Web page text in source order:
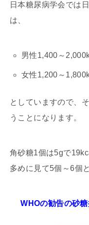
日本糖尿病学会では
は、
男性1,400～
女性1,200～
としていますので、
うことになります。
角砂糖1個は5gで
多めに見て5個～6個
WHOの勧告の砂